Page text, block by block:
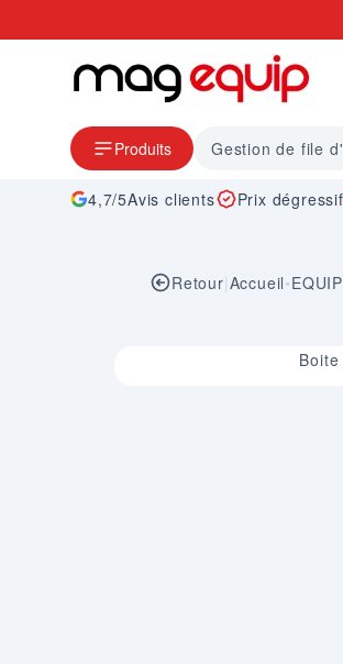
Produits Gestion de file
4,7/5Avis clients Prix dégressif
Retour|Accueil•